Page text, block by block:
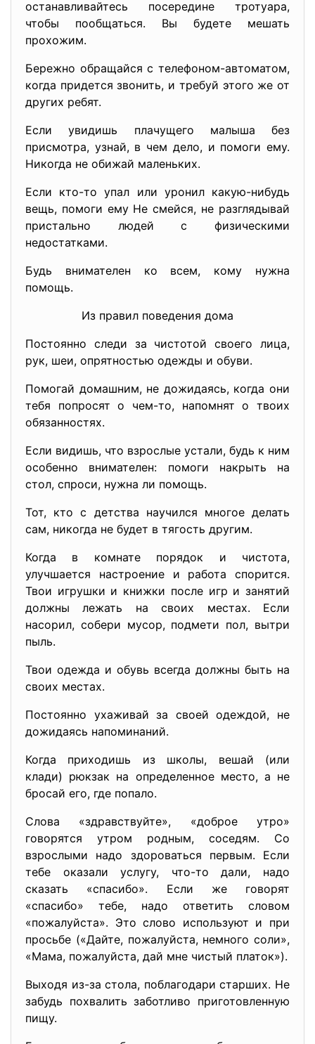
останавливайтесь посередине тротуара,
чтобы пообщаться. Вы будете мешать
прохожим.
Бережно обращайся с телефоном-автоматом,
когда придется звонить, и требуй этого же от
других ребят.
Если увидишь плачущего малыша без
присмотра, узнай, в чем дело, и помоги ему.
Никогда не обижай маленьких.
Если кто-то упал или уронил какую-нибудь
вещь, помоги ему Не смейся, не разглядывай
пристально людей с физическими
недостатками.
Будь внимателен ко всем, кому нужна
помощь.
Из правил поведения дома
Постоянно следи за чистотой своего лица,
рук, шеи, опрятностью одежды и обуви.
Помогай домашним, не дожидаясь, когда они
тебя попросят о чем-то, напомнят о твоих
обязанностях.
Если видишь, что взрослые устали, будь к ним
особенно внимателен: помоги накрыть на
стол, спроси, нужна ли помощь.
Тот, кто с детства научился многое делать
сам, никогда не будет в тягость другим.
Когда в комнате порядок и чистота,
улучшается настроение и работа спорится.
Твои игрушки и книжки после игр и занятий
должны лежать на своих местах. Если
насорил, собери мусор, подмети пол, вытри
пыль.
Твои одежда и обувь всегда должны быть на
своих местах.
Постоянно ухаживай за своей одеждой, не
дожидаясь напоминаний.
Когда приходишь из школы, вешай (или
клади) рюкзак на определенное место, а не
бросай его, где попало.
Слова «здравствуйте», «доброе утро»
говорятся утром родным, соседям. Со
взрослыми надо здороваться первым. Если
тебе оказали услугу, что-то дали, надо
сказать «спасибо». Если же говорят
«спасибо» тебе, надо ответить словом
«пожалуйста». Это слово используют и при
просьбе («Дайте, пожалуйста, немного соли»,
«Мама, пожалуйста, дай мне чистый платок»).
Выходя из-за стола, поблагодари старших. Не
забудь похвалить заботливо приготовленную
пищу.